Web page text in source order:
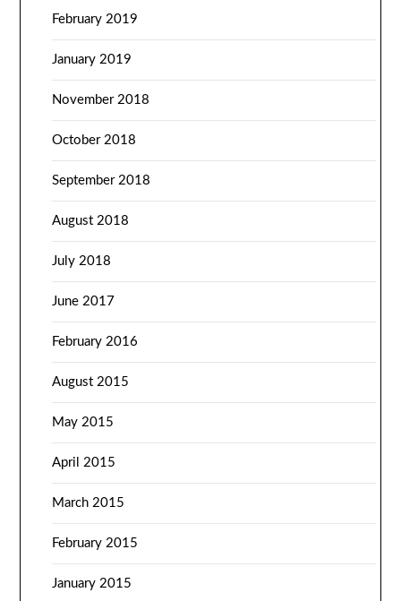
February 2019
January 2019
November 2018
October 2018
September 2018
August 2018
July 2018
June 2017
February 2016
August 2015
May 2015
April 2015
March 2015
February 2015
January 2015